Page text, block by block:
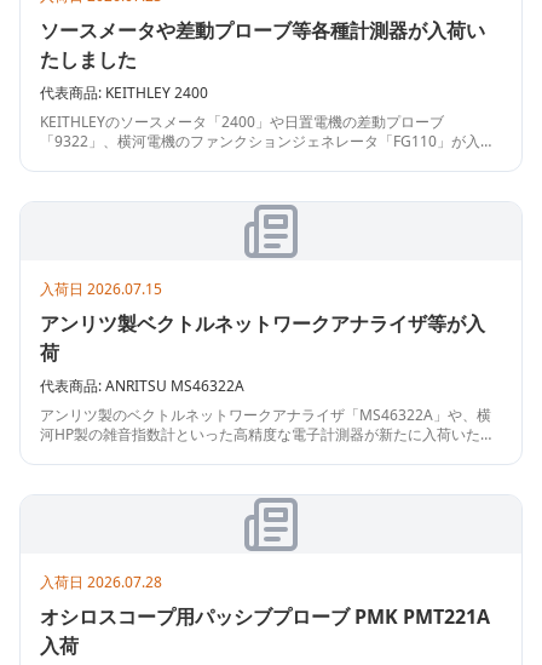
ソースメータや差動プローブ等各種計測器が入荷い
たしました
代表商品: KEITHLEY2400
KEITHLEYのソースメータ「2400」や日置電機の差動プローブ
「9322」、横河電機のファンクションジェネレータ「FG110」が入荷
発に欠かせない計測器や周辺機器を取り揃えております。回路設計や
入荷日 2026.07.15
アンリツ製ベクトルネットワークアナライザ等が入
荷
代表商品:ANRITSU MS46322A
アンリツ製のベクトルネットワークアナライザ「MS46322A」や、横
河HP製の雑音指数計といった高精度な電子計測器が新たに入荷いたし
活用に最適です。中古計測器をお探しの事業者様は、ぜひこの機会に
ご検討ください。各種点検や在庫確認など、詳細はお気軽にお問い合
入荷日 2026.07.28
オシロスコープ用パッシブプローブ PMK PMT221A
入荷